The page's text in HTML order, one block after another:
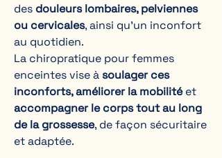
des douleurs lombaires, pelviennes
ou cervicales, ainsi qu’un inconfort
au quotidien.
La chiropratique pour femmes
enceintes vise à soulager ces
inconforts, améliorer la mobilitéet
accompagner le corps tout au long
de la grossesse, de façon sécuritaire
et adaptée.